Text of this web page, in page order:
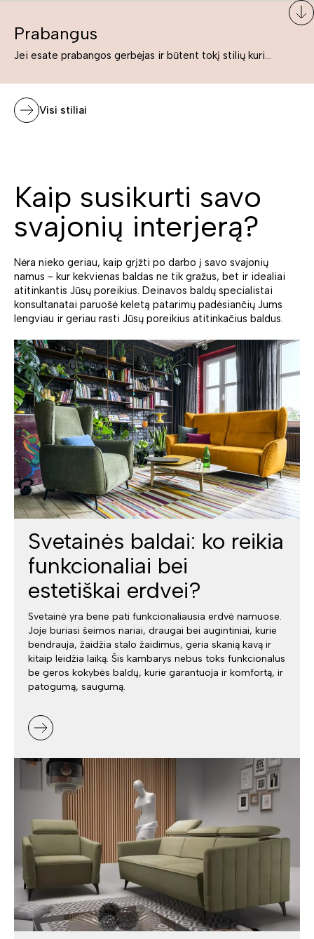
Prabangus
Jei esate prabangos gerbėjas ir būtent tokį stilių kuriate savo namuose ar biure, tuomet solidūs, prabangūs baldai nepriekaištingai įsilies į Jūsų kuriamą interjerą.
Visi stiliai
Kaip susikurti savo
svajonių interjerą?
Nėra nieko geriau, kaip grįžti po darbo į savo svajonių
namus - kur kekvienas baldas ne tik gražus, bet ir idealiai
atitinkantis Jūsų poreikius. Deinavos baldų specialistai
konsultanatai paruošė keletą patarimų padėsiančių Jums
lengviau ir geriau rasti Jūsų poreikius atitinkačius baldus.
Svetainės baldai: ko reikia
funkcionaliai bei
estetiškai erdvei?
Svetainė yra bene pati funkcionaliausia erdvė namuose.
Joje buriasi šeimos nariai, draugai bei augintiniai, kurie
bendrauja, žaidžia stalo žaidimus, geria skanią kavą ir
kitaip leidžia laiką. Šis kambarys nebus toks funkcionalus
be geros kokybės baldų, kurie garantuoja ir komfortą, ir
patogumą, saugumą.